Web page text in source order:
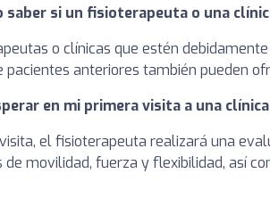
saber si un fisioterapeuta o una
o clínicas que estén
pacientes anteriores también pueden
en mi primera visita a una
el fisioterapeuta realizará una
de movilidad, fuerza y flexibilidad, así